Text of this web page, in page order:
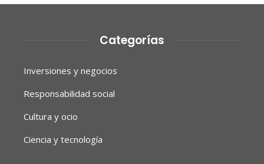
Categorías
Inversiones y negocios
Responsabilidad social
Cultura y ocio
Ciencia y tecnología